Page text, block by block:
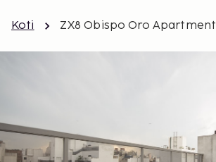
Koti ZX8 Obispo Oro Apartment